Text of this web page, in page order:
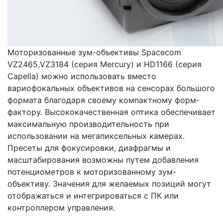
Моторизованные зум-объективы Spacecom
VZ2465,VZ3184 (серия Mercury) и HD1166 (серия
Capella) можно использовать вместо
вариофокальных объективов на сенсорах большого
формата благодаря своему компактному форм-
фактору. Высококачественная оптика обеспечивает
максимальную производительность при
использовании на мегапиксельных камерах.
Пресеты для фокусировки, диафрагмы и
масштабирования возможны путем добавления
потенциометров к моторизованному зум-
объективу. Значения для желаемых позиций могут
отображаться и интегрироваться с ПК или
контроллером управления.